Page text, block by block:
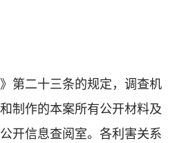
第二十三条的规定，调查机
制作的本案所有公开材料及
开信息查阅室。各利害关系